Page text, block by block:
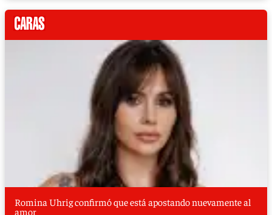
Romina Uhrig confirmó que está apostando nuevamente al
amor